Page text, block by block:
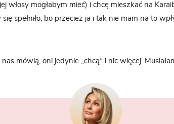
włosy mogłabym mieć) i chcę mieszkać na
się spełniło, bo przecież ja i tak nie mam na to
mówią, oni jedynie „chcą” i nic więcej.